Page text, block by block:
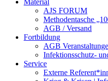
AJS FORUM
Methodentasche
AGB / Versand
Fortbildung
AGB
Infektionsschutz-
Service
Externe